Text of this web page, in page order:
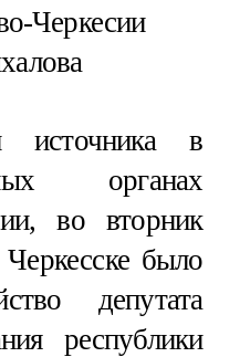
Черкесии
источника в
органах
во вторник
было
депутата
республики